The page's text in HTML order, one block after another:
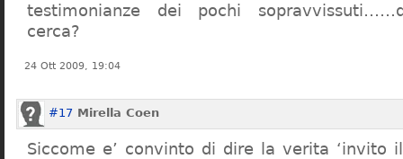
testimonianze dei pochi
cerca?
24 Ott 2009, 19:04
#17 Mirella Coen
Siccome e’ convinto di dire la verita ‘invito